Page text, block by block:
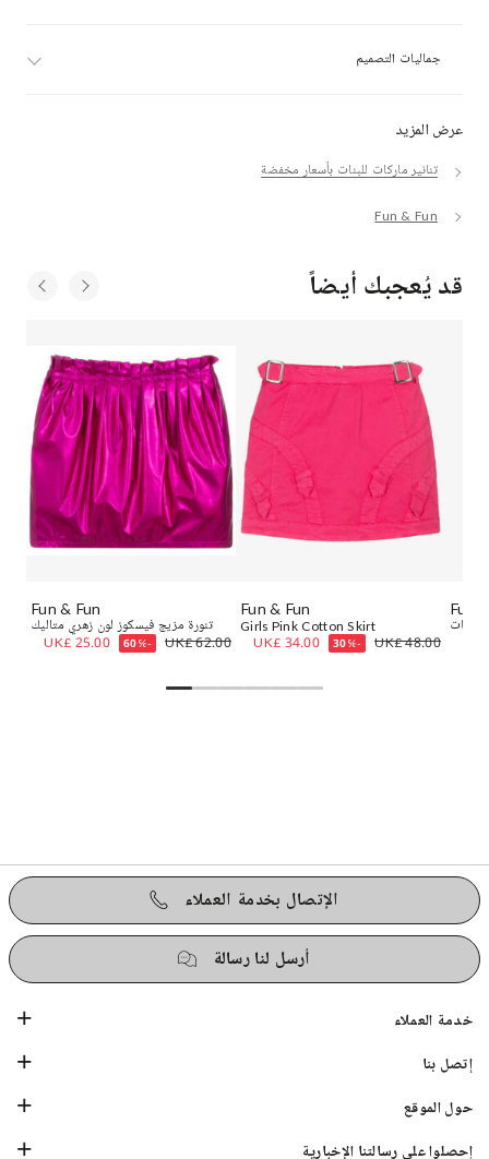
عرض المزيد
تنانير ماركات للبنات بأسعار مخفضة
Fun & Fun
جماليات التصميم
قد يُعجبك أيضاً
Fun & Fun
تنورة مزيج فيسكوز لون زهري متاليك
UK£ 62.00
-60%
UK£ 25.00
Fun & Fun
Girls Pink Cotton Skirt
UK£ 48.00
-30%
UK£ 34.00
Fun
الإتصال بخدمة العملاء
أرسل لنا رسالة
خدمة العملاء
إتصل بنا
حول الموقع
إحصلوا على رسالتنا الإخبارية